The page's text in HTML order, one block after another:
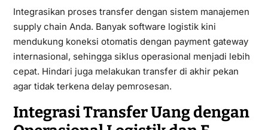
Integrasikan proses transfer dengan sistem manajemen
supply chain Anda. Banyak software logistik kini
mendukung koneksi otomatis dengan payment gateway
internasional, sehingga siklus operasional menjadi lebih
cepat. Hindari juga melakukan transfer di akhir pekan
agar tidak terkena delay pemrosesan.
Integrasi Transfer Uang dengan